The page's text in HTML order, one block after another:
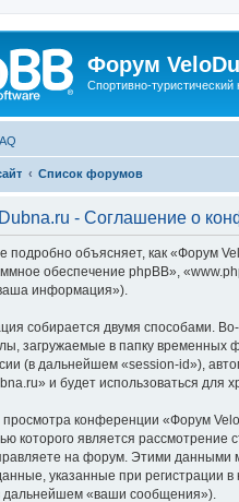
Форум
Спортивно-туристический
Список форумов
- Соглашение о
подробно объясняет, как «Форум
обеспечение phpBB»,
информация»).
собирается двумя способами.
загружаемые в папку временных
(в дальнейшем «session-id»),
и будет использоваться
просмотра конференции «Форум
которого является
на форум. Этими данными
указанные при регистрации
дальнейшем «ваши сообщения»).